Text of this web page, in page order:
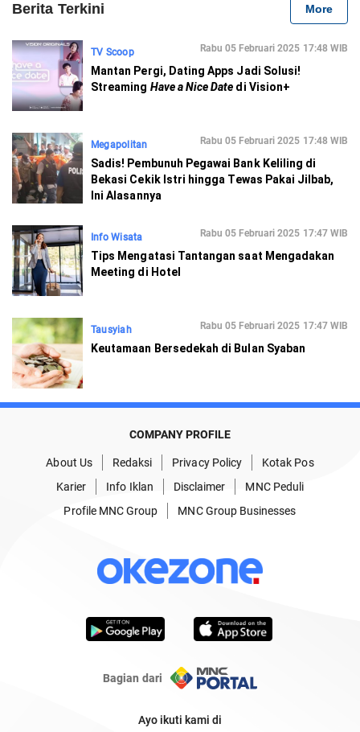
Berita Terkini More
TV Scoop Rabu 05 Februari 2025 17:48 WIB
Mantan Pergi, Dating Apps Jadi Solusi!
Streaming Have a Nice Date di Vision+
Megapolitan Rabu 05 Februari 2025 17:48 WIB
Sadis! Pembunuh Pegawai Bank Keliling di
Bekasi Cekik Istri hingga Tewas Pakai Jilbab,
Ini Alasannya
Info Wisata Rabu 05 Februari 2025 17:47 WIB
Tips Mengatasi Tantangan saat Mengadakan
Meeting di Hotel
Tausyiah Rabu 05 Februari 2025 17:47 WIB
Keutamaan Bersedekah di Bulan Syaban
COMPANY PROFILE
About Us Redaksi Privacy Policy
Kotak Pos
Karier
Info Iklan Disclaimer
MNC Peduli
Profile MNC Group
MNC Group Businesses
Bagian dari
Ayo ikuti kami di